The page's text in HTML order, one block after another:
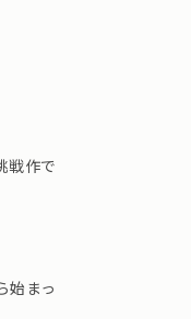
戦作で
始まっ